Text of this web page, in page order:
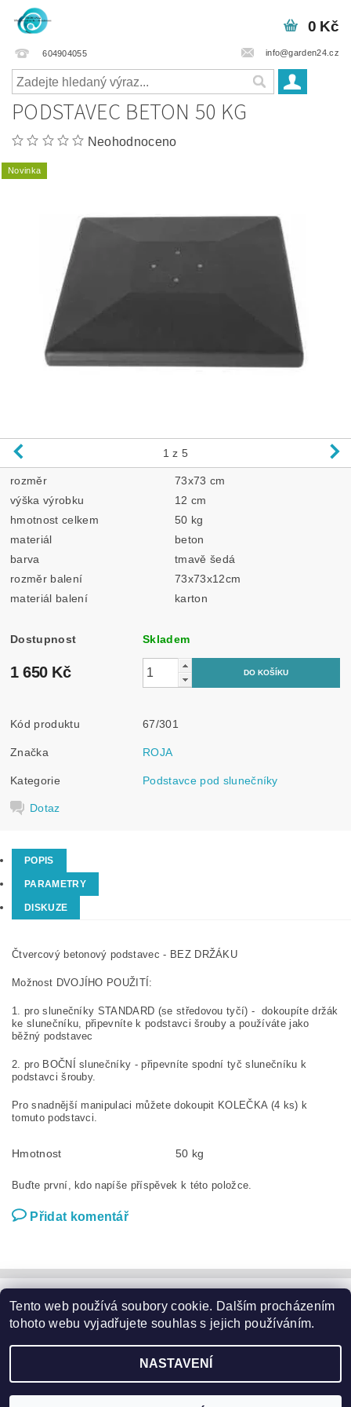
604904055 info@garden24.cz
0 Kč
PODSTAVEC BETON 50 KG
Neohodnoceno
Novinka
1 z 5
rozměr
73x73 cm
výška výrobku
12 cm
hmotnost celkem
50 kg
materiál
beton
barva
tmavě šedá
rozměr balení
73x73x12cm
materiál balení
karton
Dostupnost Skladem
1 650 Kč
Kód produktu 67/301
Značka ROJA
Kategorie Podstavce pod slunečníky
Dotaz
POPIS
PARAMETRY
DISKUZE
Čtvercový betonový podstavec - BEZ DRŽÁKU
Možnost DVOJÍHO POUŽITÍ:
1. pro slunečníky STANDARD (se středovou tyčí) - dokoupíte držák
ke slunečníku, připevníte k podstavci šrouby a používáte jako
běžný podstavec
2. pro BOČNÍ slunečníky - připevníte spodní tyč slunečníku k
podstavci šrouby.
Pro snadnější manipulaci můžete dokoupit KOLEČKA (4 ks) k
tomuto podstavci.
Hmotnost 50 kg
Buďte první, kdo napíše příspěvek k této položce.
Přidat komentář
Zahradní nábytek | Zahradní křesla | Zahradní stoly |
Zahradní sedací soupravy | Zahradní houpačky | Zahradní lehátka
| Slunečníky a podstavce Květináče | Domácí potřeby | Značky
2026 ©Garden24.cz, všechna práva vyhrazena
Tento web používá soubory cookie. Dalším procházením
tohoto webu vyjadřujete souhlas s jejich používáním.
NASTAVENÍ